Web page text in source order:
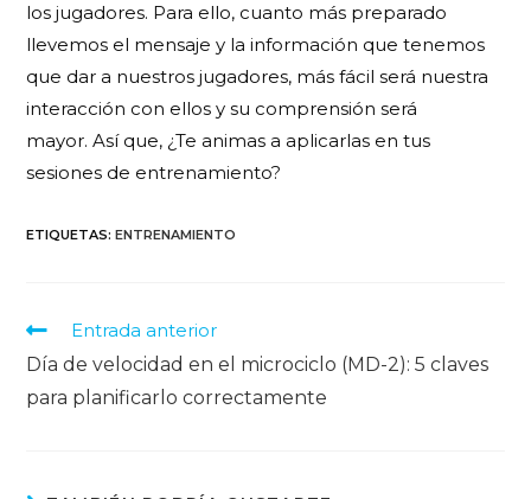
los jugadores. Para ello, cuanto más preparado
llevemos el mensaje y la información que tenemos
que dar a nuestros jugadores, más fácil será nuestra
interacción con ellos y su comprensión será
mayor. Así que, ¿Te animas a aplicarlas en tus
sesiones de entrenamiento?
ETIQUETAS:ENTRENAMIENTO
Entrada anterior
Día de velocidad en el microciclo (MD-2): 5 claves
para planificarlo correctamente